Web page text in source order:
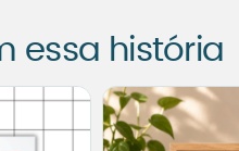
essa história